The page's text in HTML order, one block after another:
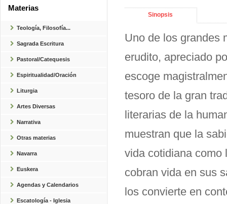
Materias
Teología, Filosofía...
Sagrada Escritura
Pastoral/Catequesis
Espiritualidad/Oración
Liturgia
Artes Diversas
Narrativa
Otras materias
Navarra
Euskera
Agendas y Calendarios
Escatología - Iglesia
Sinopsis
Uno de los grandes
erudito, apreciado
escoge
tesoro de la gran
literarias de la
muestran que la
vida cotidiana como
cobran vida en sus
los convierte en